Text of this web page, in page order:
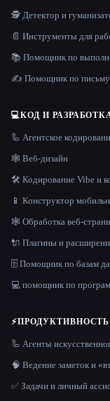
🕵️ Детектор и
📄 Инструменты для
📚 Помощник по
✍️ Помощник по письму
💻КОД И
🦾 Агентское
🕸 Веб-дизайн
🛠️ Кодирование Vibe и
📱 Конструктор
🕸️ Обработка веб-
🔌 Плагины и
🗄️ Помощник по базам
💻 помощник по
⚡ПРОДУКТИВНОСТЬ
🦾 Агенты
🧠 Ведение заметок и
✅ Задачи и личный